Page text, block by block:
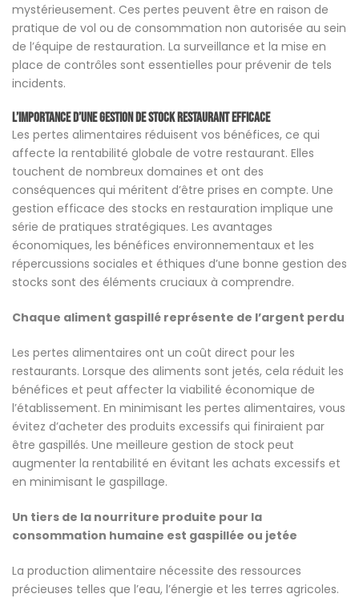
mystérieusement. Ces pertes peuvent être en raison de
pratique de vol ou de consommation non autorisée au sein
de l’équipe de restauration. La surveillance et la mise en
place de contrôles sont essentielles pour prévenir de tels
incidents.
L’importance d’une Gestion de stock restaurant efficace
Les pertes alimentaires réduisent vos bénéfices, ce qui
affecte la rentabilité globale de votre restaurant. Elles
touchent de nombreux domaines et ont des
conséquences qui méritent d’être prises en compte. Une
gestion efficace des stocks en restauration implique une
série de pratiques stratégiques. Les avantages
économiques, les bénéfices environnementaux et les
répercussions sociales et éthiques d’une bonne gestion des
stocks sont des éléments cruciaux à comprendre.
Chaque aliment gaspillé représente de l’argent perdu
Les pertes alimentaires ont un coût direct pour les
restaurants. Lorsque des aliments sont jetés, cela réduit les
bénéfices et peut affecter la viabilité économique de
l’établissement. En minimisant les pertes alimentaires, vous
évitez d’acheter des produits excessifs qui finiraient par
être gaspillés. Une meilleure gestion de stock peut
augmenter la rentabilité en évitant les achats excessifs et
en minimisant le gaspillage.
Un tiers de la nourriture produite pour la
consommation humaine est gaspillée ou jetée
La production alimentaire nécessite des ressources
précieuses telles que l’eau, l’énergie et les terres agricoles.